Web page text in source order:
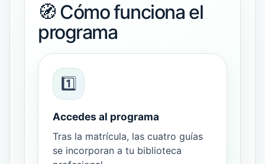
🧭 Cómo funciona el
programa
1️⃣
Accedes al programa
Tras la matrícula, las cuatro guías
se incorporan a tu biblioteca